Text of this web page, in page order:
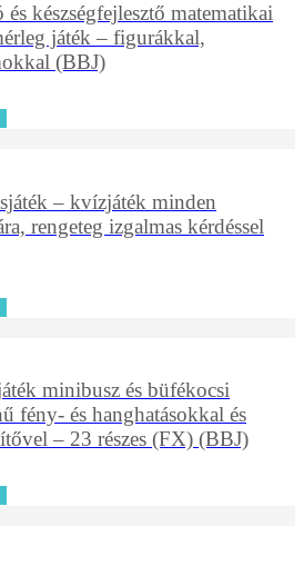
készségfejlesztő matematikai
játék – figurákkal,
(BBJ)
– kvízjáték minden
rengeteg izgalmas kérdéssel
minibusz és büfékocsi
fény- és hanghatásokkal és
– 23 részes (FX) (BBJ)